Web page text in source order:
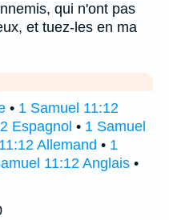
qui n'ont pas
et tuez-les en ma
• 1 Samuel 11:12
Espagnol • 1 Samuel
Allemand • 1
11:12 Anglais •